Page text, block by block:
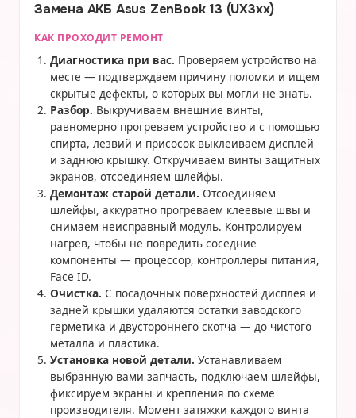
Замена АКБ Asus ZenBook 13 (UX3xx)
КАК ПРОХОДИТ РЕМОНТ
Диагностика при вас. Проверяем устройство на
месте — подтверждаем причину поломки и ищем
скрытые дефекты, о которых вы могли не знать.
Разбор. Выкручиваем внешние винты,
равномерно прогреваем устройство и с помощью
спирта, лезвий и присосок выклеиваем дисплей
и заднюю крышку. Откручиваем винты защитных
экранов, отсоединяем шлейфы.
Демонтаж старой детали. Отсоединяем
шлейфы, аккуратно прогреваем клеевые швы и
снимаем неисправный модуль. Контролируем
нагрев, чтобы не повредить соседние
компоненты — процессор, контроллеры питания,
Face ID.
Очистка. С посадочных поверхностей дисплея и
задней крышки удаляются остатки заводского
герметика и двустороннего скотча — до чистого
металла и пластика.
Установка новой детали. Устанавливаем
выбранную вами запчасть, подключаем шлейфы,
фиксируем экраны и крепления по схеме
производителя. Момент затяжки каждого винта